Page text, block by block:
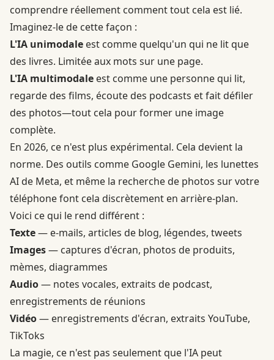
comprendre réellement comment tout cela est lié.
Imaginez-le de cette façon :
L'IA unimodale est comme quelqu'un qui ne lit que
des livres. Limitée aux mots sur une page.
L'IA multimodale est comme une personne qui lit,
regarde des films, écoute des podcasts et fait défiler
des photos—tout cela pour former une image
complète.
En 2026, ce n'est plus expérimental. Cela devient la
norme. Des outils comme Google Gemini, les lunettes
AI de Meta, et même la recherche de photos sur votre
téléphonefont cela discrètement en arrière-plan.
Voici ce qui le rend différent :
Texte— e-mails, articles de blog, légendes, tweets
Images— captures d'écran, photos de produits,
mèmes, diagrammes
Audio— notes vocales, extraits de podcast,
enregistrements de réunions
Vidéo— enregistrements d'écran, extraits YouTube,
TikToks
La magie, ce n'est pas seulement que l'IA peut